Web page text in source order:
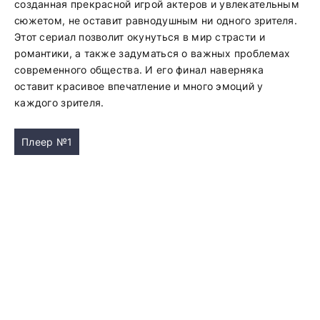
созданная прекрасной игрой актеров и увлекательным
сюжетом, не оставит равнодушным ни одного зрителя.
Этот сериал позволит окунуться в мир страсти и
романтики, а также задуматься о важных проблемах
современного общества. И его финал наверняка
оставит красивое впечатление и много эмоций у
каждого зрителя.
Плеер №1